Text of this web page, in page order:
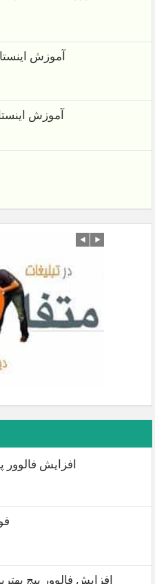
آموزش
آموزش
افزایش فالوور
افزایش فالوور پیج